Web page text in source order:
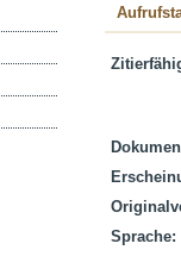
Sprache: